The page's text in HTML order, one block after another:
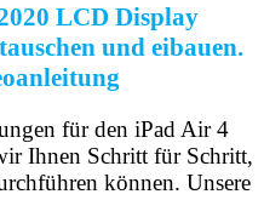
LCD Display
und eibauen.
für den iPad Air 4
Ihnen Schritt für Schritt,
können. Unsere